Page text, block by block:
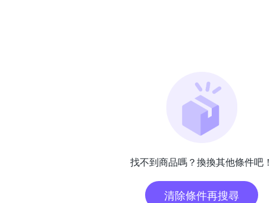
找不到商品嗎？換換其他條件吧！
清除條件再搜尋